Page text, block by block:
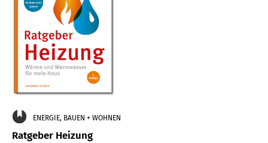
ENERGIE, BAUEN + WOHNEN
Ratgeber Heizung